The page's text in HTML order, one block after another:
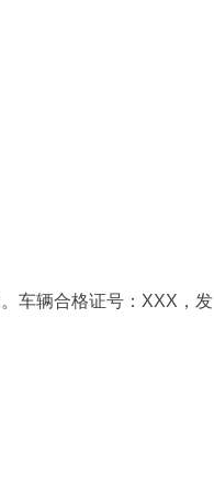
车辆合格证号：XXX，发